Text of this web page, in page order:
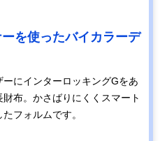
を使ったバイカラーデ
にインターロッキングGをあ
布。かさばりにくくスマート
フォルムです。